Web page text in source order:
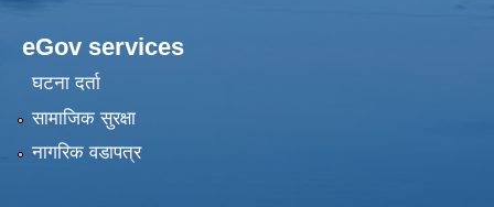
eGov services
घटना दर्ता
सामाजिक सुरक्षा
नागरिक वडापत्र